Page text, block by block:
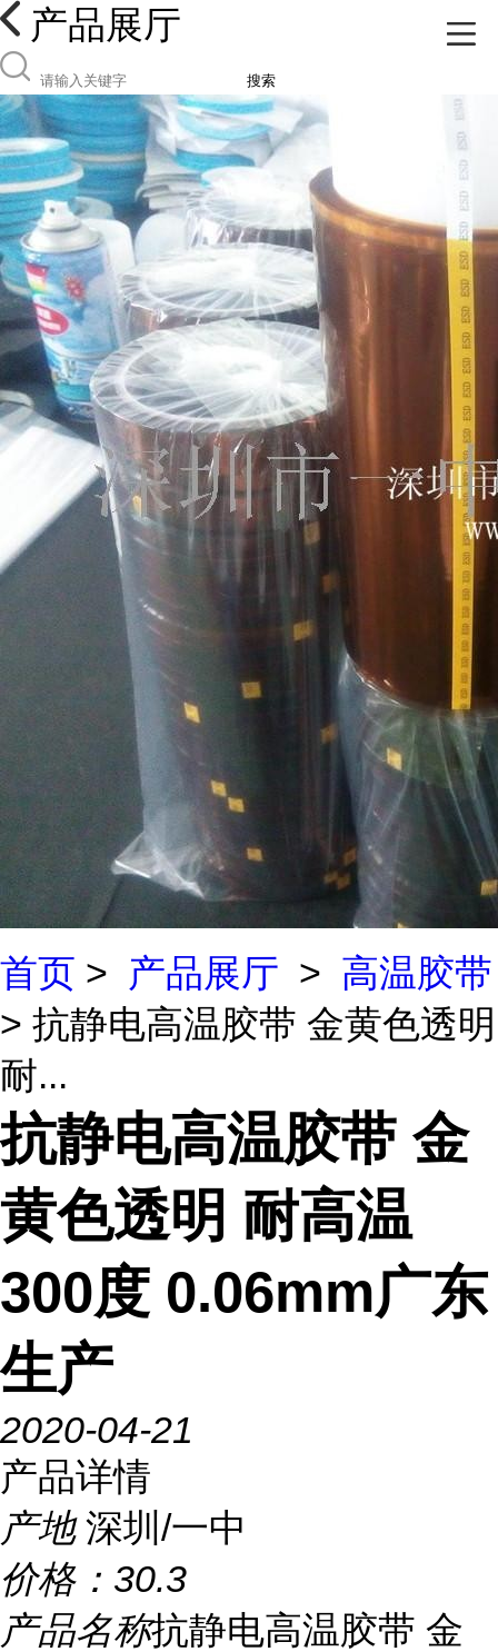
产品展厅
搜索
首页 > 产品展厅 > 高温胶带
> 抗静电高温胶带 金黄色透明
耐...
抗静电高温胶带 金
黄色透明 耐高温
300度 0.06mm广东
生产
2020-04-21
产品详情
产地 深圳/一中
价格： 30.3
产品名称抗静电高温胶带 金